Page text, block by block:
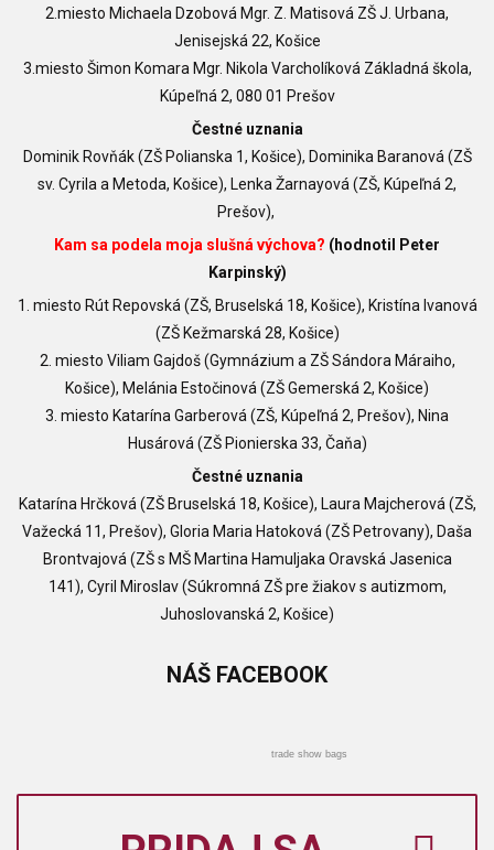
2.miesto Michaela Dzobová Mgr. Z. Matisová ZŠ J. Urbana,
Jenisejská 22, Košice
3.miesto Šimon Komara Mgr. Nikola Varcholíková Základná škola,
Kúpeľná 2, 080 01 Prešov
Čestné uznania
Dominik Rovňák (ZŠ Polianska 1, Košice), Dominika Baranová (ZŠ
sv. Cyrila a Metoda, Košice), Lenka Žarnayová (ZŠ, Kúpeľná 2,
Prešov),
Kam sa podela moja slušná výchova? (hodnotil Peter
Karpinský)
1. miesto Rút Repovská (ZŠ, Bruselská 18, Košice), Kristína Ivanová
(ZŠ Kežmarská 28, Košice)
2. miesto Viliam Gajdoš (Gymnázium a ZŠ Sándora Máraiho,
Košice), Melánia Estočinová (ZŠ Gemerská 2, Košice)
3. miesto Katarína Garberová (ZŠ, Kúpeľná 2, Prešov), Nina
Husárová (ZŠ Pionierska 33, Čaňa)
Čestné uznania
Katarína Hrčková (ZŠ Bruselská 18, Košice), Laura Majcherová (ZŠ,
Važecká 11, Prešov), Gloria Maria Hatoková (ZŠ Petrovany), Daša
Brontvajová (ZŠ s MŠ Martina Hamuljaka Oravská Jasenica
141), Cyril Miroslav (Súkromná ZŠ pre žiakov s autizmom,
Juhoslovanská 2, Košice)
NÁŠ FACEBOOK
trade show bags